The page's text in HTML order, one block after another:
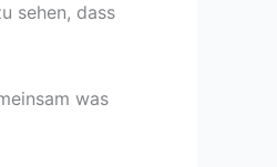
sehen, dass
was